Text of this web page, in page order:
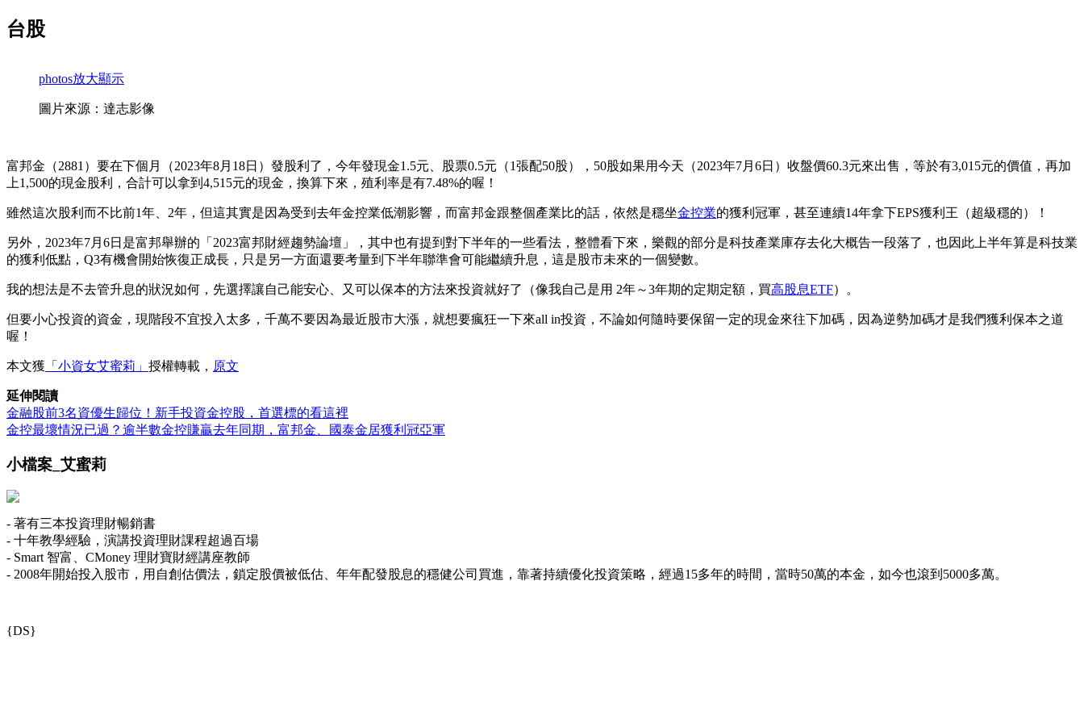
台股
photos放大顯示
圖片來源：達志影像
富邦金（2881）要在下個月（2023年8月18日）發股利了，今年發現金1.5元、股票0.5元（1張配50股），50股如果用今天（2023年7月6日）收盤價60.3元來出售，等於有3,015元的價值，再加
上1,500的現金股利，合計可以拿到4,515元的現金，換算下來，殖利率是有7.48%的喔！
雖然這次股利而不比前1年、2年，但這其實是因為受到去年金控業低潮影響，而富邦金跟整個產業比的話，依然是穩坐金控業的獲利冠軍，甚至連續14年拿下EPS獲利王（超級穩的）！
另外，2023年7月6日是富邦舉辦的「2023富邦財經趨勢論壇」，其中也有提到對下半年的一些看法，整體看下來，樂觀的部分是科技產業庫存去化大概告一段落了，也因此上半年算是科技業
的獲利低點，Q3有機會開始恢復正成長，只是另一方面還要考量到下半年聯準會可能繼續升息，這是股市未來的一個變數。
我的想法是不去管升息的狀況如何，先選擇讓自己能安心、又可以保本的方法來投資就好了（像我自己是用 2年～3年期的定期定額，買高股息ETF）。
但要小心投資的資金，現階段不宜投入太多，千萬不要因為最近股市大漲，就想要瘋狂一下來all in投資，不論如何隨時要保留一定的現金來往下加碼，因為逆勢加碼才是我們獲利保本之道
喔！
本文獲 「小資女艾蜜莉」 授權轉載， 原文
延伸閱讀
金融股前3名資優生歸位！新手投資金控股，首選標的看這裡
金控最壞情況已過？逾半數金控賺贏去年同期，富邦金、國泰金居獲利冠亞軍
小檔案_艾蜜莉
- 著有三本投資理財暢銷書
- 十年教學經驗，演講投資理財課程超過百場
- Smart 智富、CMoney 理財寶財經講座教師
- 2008年開始投入股市，用自創估價法，鎖定股價被低估、年年配發股息的穩健公司買進，靠著持續優化投資策略，經過15多年的時間，當時50萬的本金，如今也滾到5000多萬。
{DS}